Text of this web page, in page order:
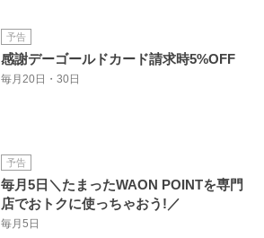
予告
感謝デーゴールドカード請求時5%OFF
毎月20日・30日
予告
毎月5日＼たまったWAON POINTを専門
店でおトクに使っちゃおう!／
毎月5日